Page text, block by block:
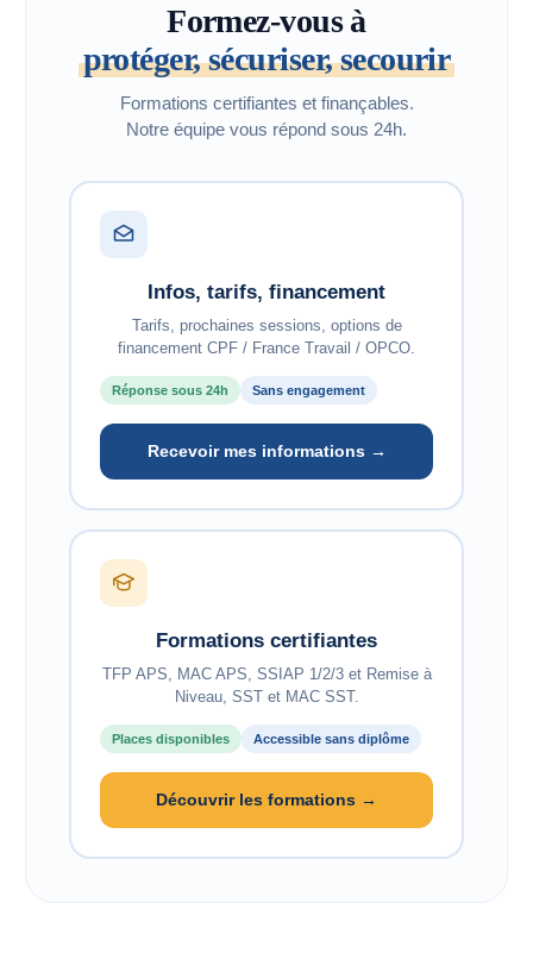
Formez-vous à
protéger, sécuriser, secourir
Formations certifiantes et finançables.
Notre équipe vous répond sous 24h.
Infos, tarifs, financement
Tarifs, prochaines sessions, options de
financement CPF / France Travail / OPCO.
Réponse sous 24h Sans engagement
Recevoir mes informations →
Formations certifiantes
TFP APS, MAC APS, SSIAP 1/2/3 et Remise à
Niveau, SST et MAC SST.
Places disponibles Accessible sans diplôme
Découvrir les formations →